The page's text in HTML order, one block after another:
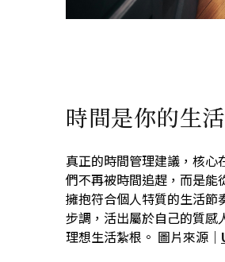
時間是你的生
真正的時間管理建議，核
們不再被時間追趕，而是能
擁抱符合個人特質的生活節
步調，活出屬於自己的質感
理想生活紮根。 圖片來源｜